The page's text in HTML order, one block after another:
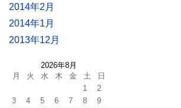
2014年2月
2014年1月
2013年12月
2026年8月
月
火 水 木 金 土 日
1
2
3
4 5 6 7 8
9